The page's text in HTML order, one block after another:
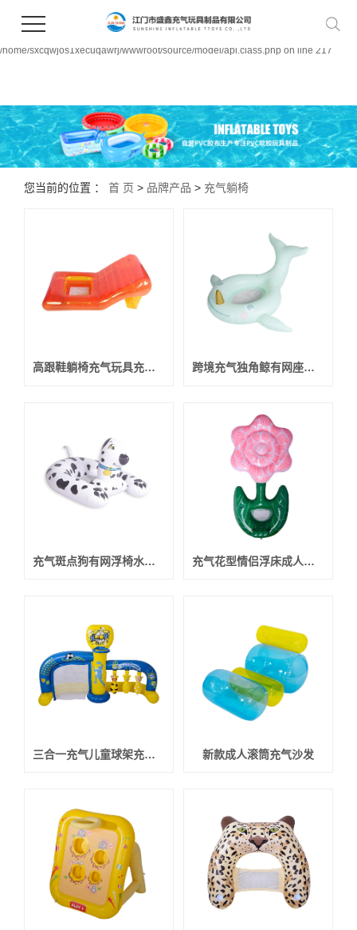
file_put_contents(/home/sxcqwjos1xecuqawrj/wwwroot/source/cache/
/home/sxcqwjos1xecuqawrj/wwwroot/source/model/api.class.php on line 217
您当前的位置 ： 首 页 > 品牌产品 > 充气躺椅
高跟鞋躺椅充气玩具充气沙发 跨境充气独角鲸有网座圈充气玩具
充气斑点狗有网浮椅水上充气玩具 充气花型情侣浮床成人水上充气玩具
三合一充气儿童球架充气足球玩具 新款成人滚筒充气沙发